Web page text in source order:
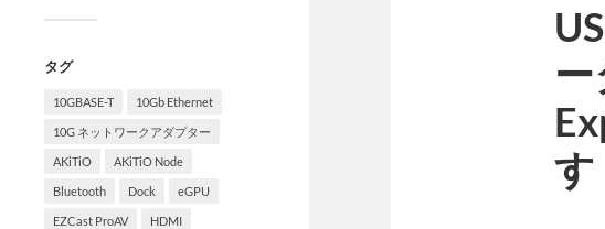
タグ
10GBASE-T 10Gb Ethernet
10G ネットワークアダプター
AKiTiO AKiTiO Node
Bluetooth Dock eGPU
EZCast ProAV HDMI
す